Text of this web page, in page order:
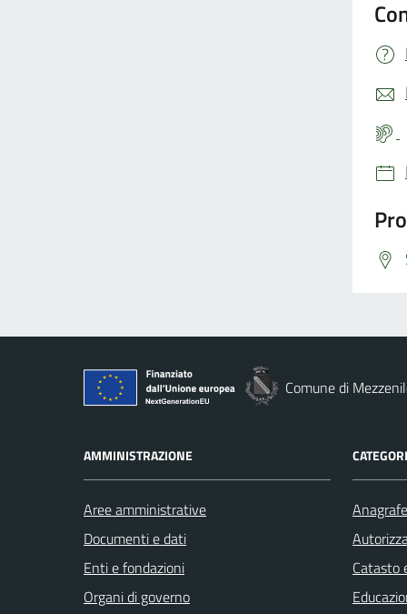
Comune di
AMMINISTRAZIONE
Aree amministrative
Documenti e dati
Enti e fondazioni
Organi di governo
Catasto